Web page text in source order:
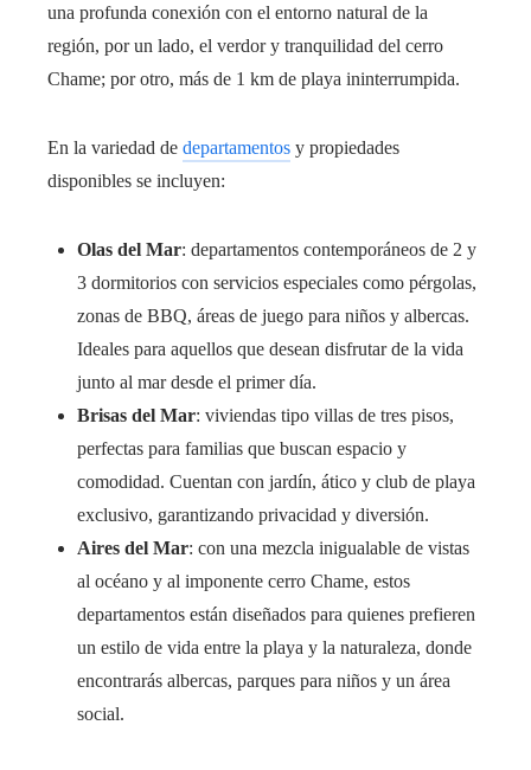
una profunda conexión con el entorno natural de la
región, por un lado, el verdor y tranquilidad del cerro
Chame; por otro, más de 1 km de playa ininterrumpida.
En la variedad de departamentos y propiedades
disponibles se incluyen:
Olas del Mar: departamentos contemporáneos de 2 y
3 dormitorios con servicios especiales como pérgolas,
zonas de BBQ, áreas de juego para niños y albercas.
Ideales para aquellos que desean disfrutar de la vida
junto al mar desde el primer día.
Brisas del Mar: viviendas tipo villas de tres pisos,
perfectas para familias que buscan espacio y
comodidad. Cuentan con jardín, ático y club de playa
exclusivo, garantizando privacidad y diversión.
Aires del Mar: con una mezcla inigualable de vistas
al océano y al imponente cerro Chame, estos
departamentos están diseñados para quienes prefieren
un estilo de vida entre la playa y la naturaleza, donde
encontrarás albercas, parques para niños y un área
social.